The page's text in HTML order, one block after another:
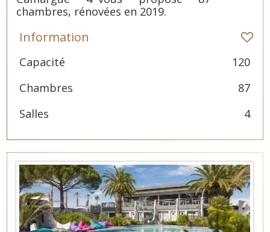
chambres, rénovées en 2019.
Information
Capacité
120
Chambres
87
Salles
4